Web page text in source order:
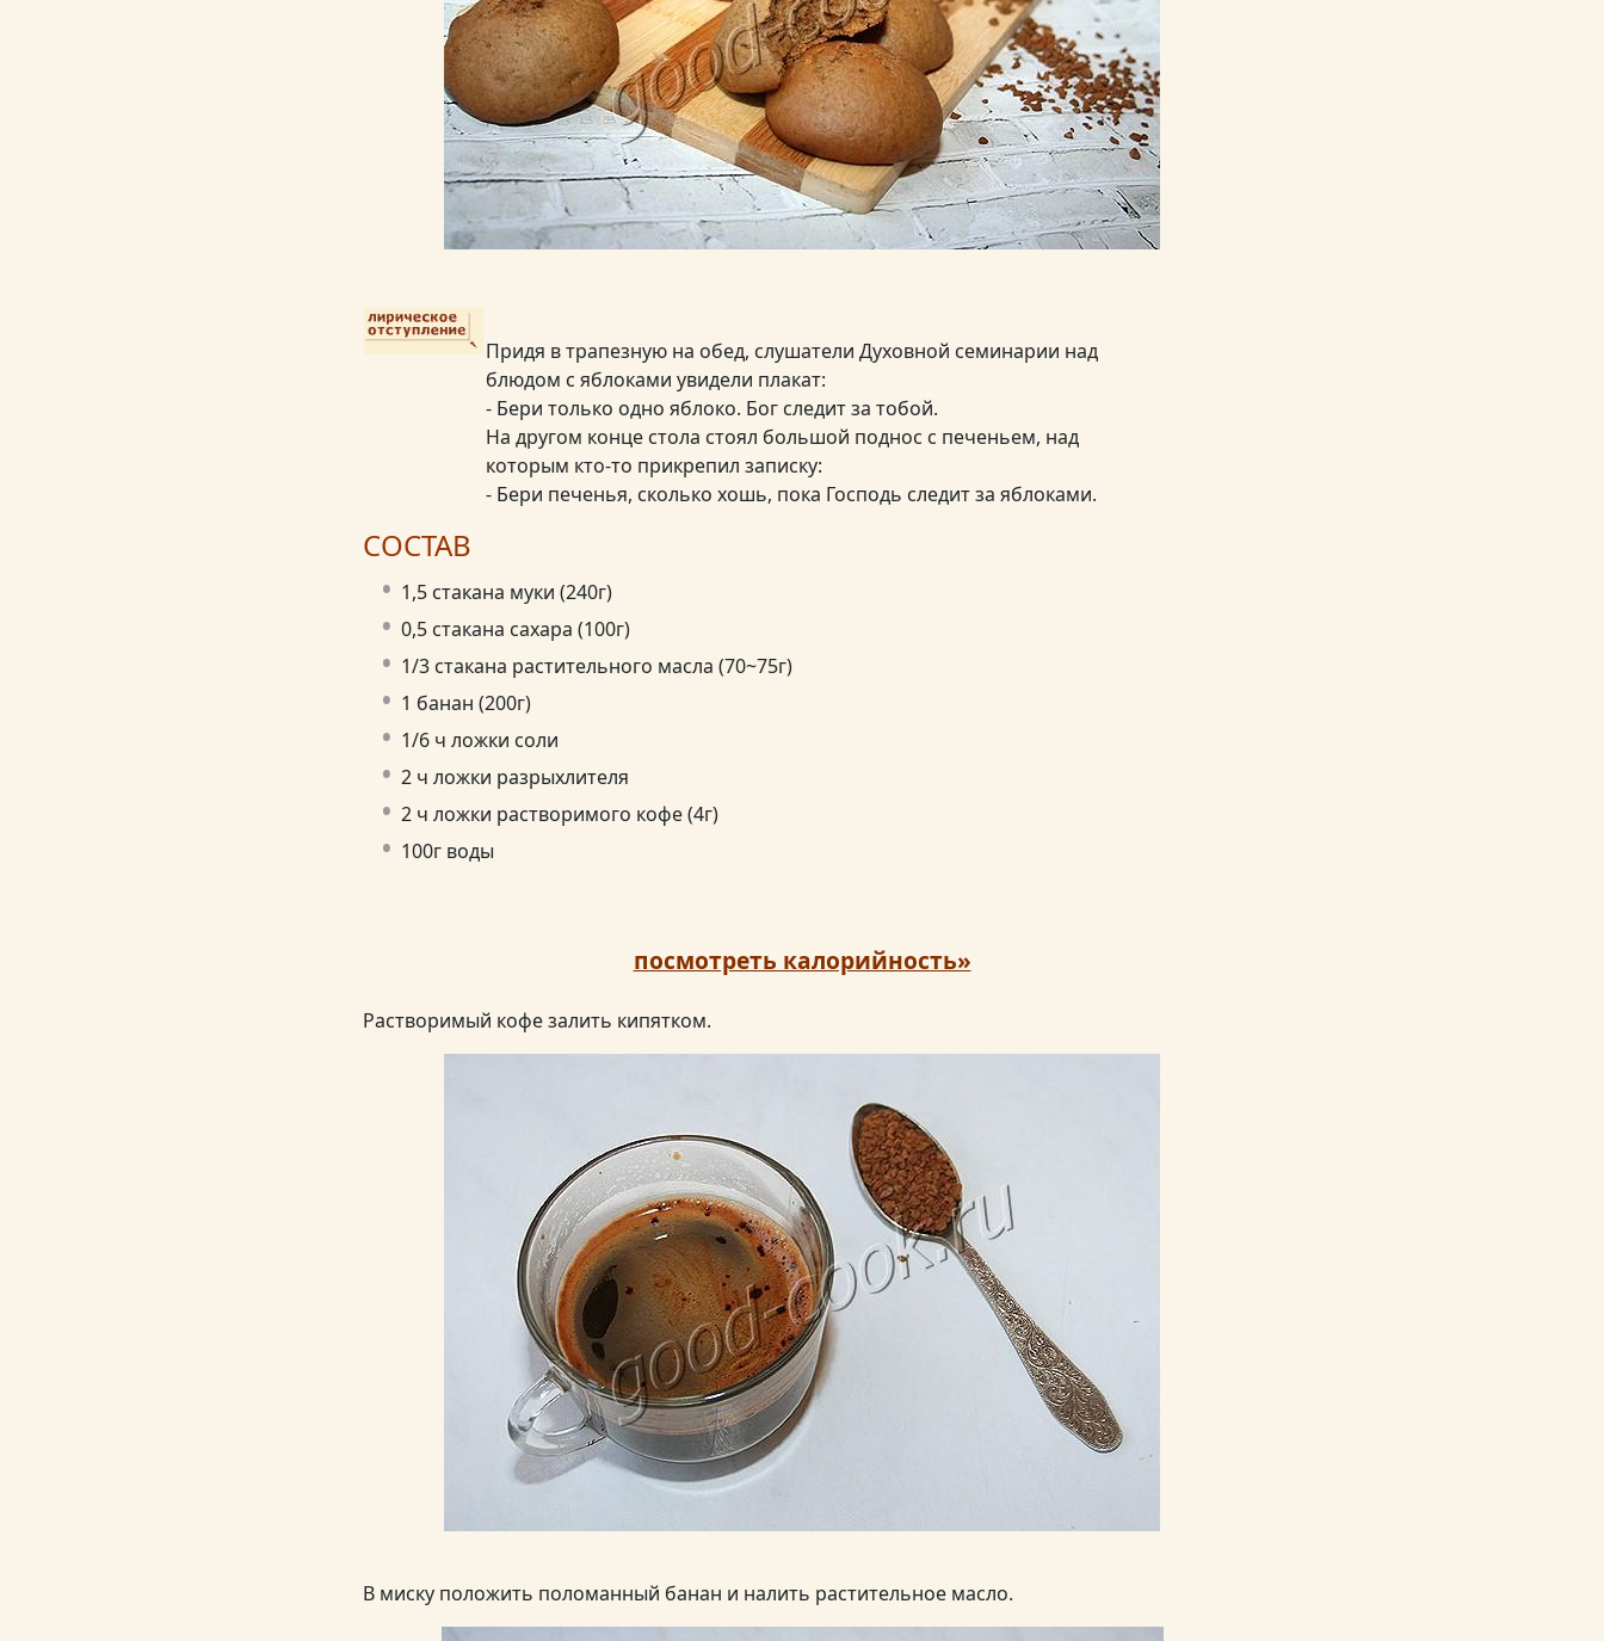
Придя в трапезную на обед, слушатели Духовной семинарии над
блюдом с яблоками увидели плакат:
- Бери только одно яблоко. Бог следит за тобой.
На другом конце стола стоял большой поднос с печеньем, над
которым кто-то прикрепил записку:
- Бери печенья, сколько хошь, пока Господь следит за яблоками.
СОСТАВ
1,5 стакана муки (240г)
0,5 стакана сахара (100г)
1/3 стакана растительного масла (70~75г)
1 банан (200г)
1/6 ч ложки соли
2 ч ложки разрыхлителя
2 ч ложки растворимого кофе (4г)
100г воды
посмотреть калорийность»
Растворимый кофе залить кипятком.
В миску положить поломанный банан и налить растительное масло.